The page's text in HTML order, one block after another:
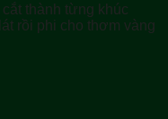
thành từng khúc
rồi phi cho thơm vàng